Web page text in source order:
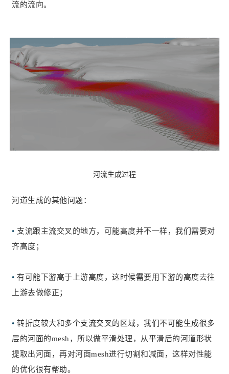
流的流向。
河流生成过程
河道生成的其他问题：
• 支流跟主流交叉的地方，可能高度并不一样，我们需要对
齐高度；
• 有可能下游高于上游高度，这时候需要用下游的高度去往
上游去做修正；
• 转折度较大和多个支流交叉的区域，我们不可能生成很多
层的河面的mesh，所以做平滑处理，从平滑后的河道形状
提取出河面，再对河面mesh进行切割和减面，这样对性能
的优化很有帮助。